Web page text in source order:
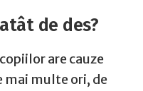
de des?
are cauze
mai multe ori, de